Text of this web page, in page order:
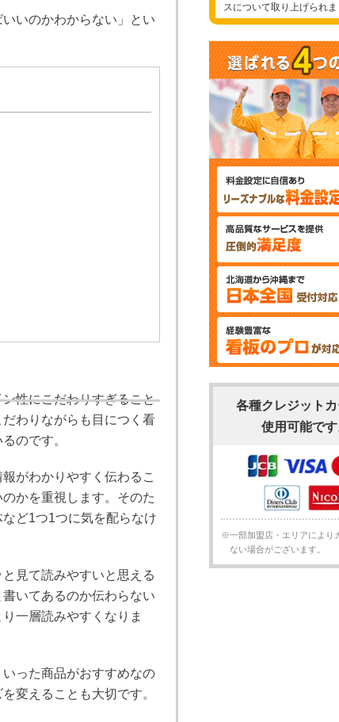
いのかわからない」とい
性にこだわりすぎること
わりながらも目につく看
のです。
がわかりやすく伝わるこ
かを重視します。そのた
ど1つ1つに気を配らなけ
見て読みやすいと思える
いてあるのか伝わらない
一層読みやすくなりま
った商品がおすすめなの
変えることも大切です。
スについて取り上げられま
各種クレジット
使用可能です
※一部加盟店・エリアにより
ない場合がございます。